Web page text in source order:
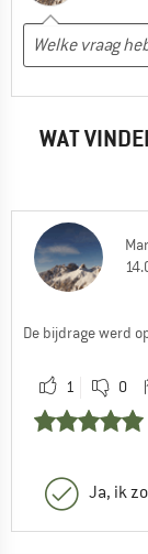
WAT
De bijdrage werd
1 0
Ja, ik